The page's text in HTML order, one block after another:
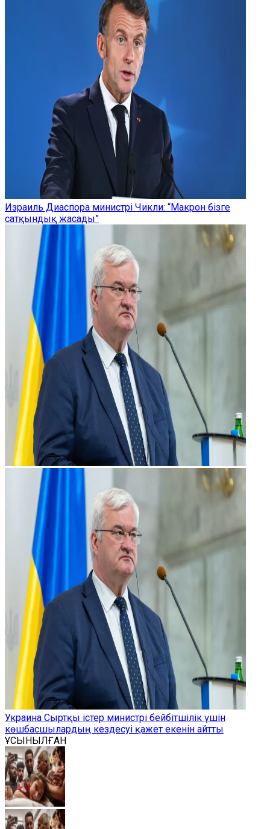
Израиль Диаспора министрі Чикли: “Макрон бізге
сатқындық жасады”
Украина Сыртқы істер министрі бейбітшілік үшін
көшбасшылардың кездесуі қажет екенін айтты
ҰСЫНЫЛҒАН